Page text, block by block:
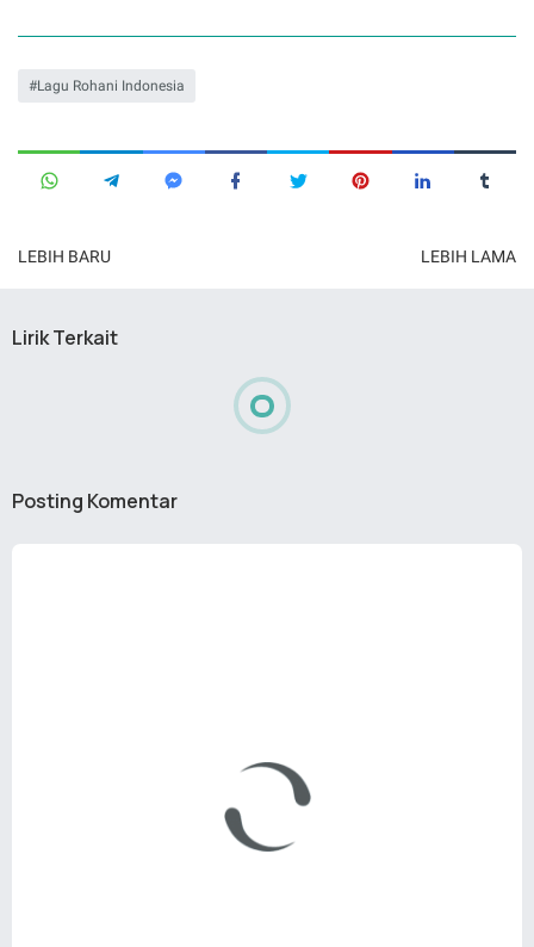
Lagu Rohani Indonesia
LEBIH BARU LEBIH LAMA
Lirik Terkait
Posting Komentar